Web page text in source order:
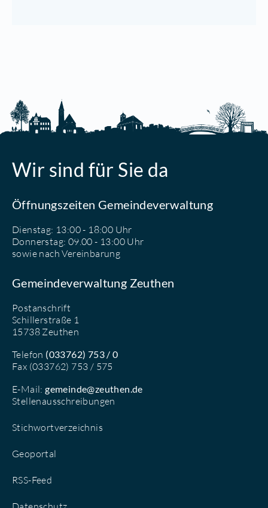
Wir sind für Sie da
Öffnungszeiten Gemeindeverwaltung
Dienstag: 13:00 - 18:00 Uhr
Donnerstag: 09.00 - 13:00 Uhr
sowie nach Vereinbarung
Gemeindeverwaltung Zeuthen
Postanschrift
Schillerstraße 1
15738 Zeuthen
Telefon (033762) 753 / 0
Fax (033762) 753 / 575
E-Mail:gemeinde@zeuthen.de
Stellenausschreibungen
Stichwortverzeichnis
Geoportal
RSS-Feed